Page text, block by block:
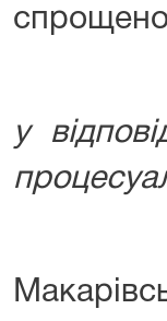
у